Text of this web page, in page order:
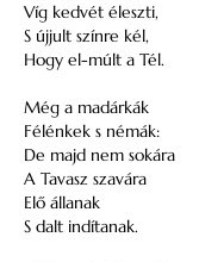
Víg kedvét éleszti,
S újjult színre kél,
Hogy el-múlt a Tél.
Még a madárkák
Félénkek s némák:
De majd nem sokára
A Tavasz szavára
Elő állanak
S dalt indítanak.